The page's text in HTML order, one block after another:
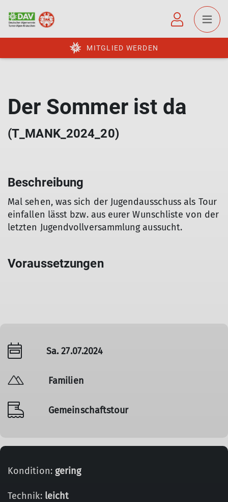
MITGLIED WERDEN
Der Sommer ist da
(T_MANK_2024_20)
Beschreibung
Mal sehen, was sich der Jugendausschuss als Tour
einfallen lässt bzw. aus eurer Wunschliste von der
letzten Jugendvollversammlung aussucht.
Voraussetzungen
Sa. 27.07.2024
Familien
Gemeinschaftstour
Kondition: gering
Technik: leicht